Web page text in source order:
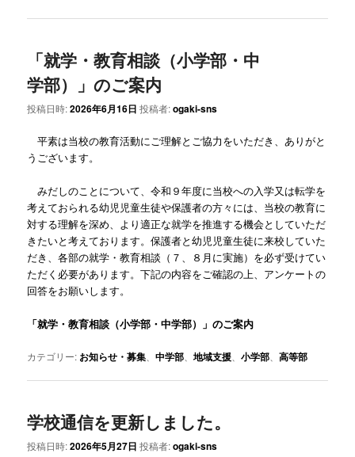
「就学・教育相談（小学部・中
学部）」のご案内
投稿日時:2026年6月16日 投稿者:ogaki-sns
平素は当校の教育活動にご理解とご協力をいただき、ありがと
うございます。
みだしのことについて、令和９年度に当校への入学又は転学を
考えておられる幼児児童生徒や保護者の方々には、当校の教育に
対する理解を深め、より適正な就学を推進する機会としていただ
きたいと考えております。保護者と幼児児童生徒に来校していた
だき、各部の就学・教育相談（７、８月に実施）を必ず受けてい
ただく必要があります。下記の内容をご確認の上、アンケートの
回答をお願いします。
「就学・教育相談（小学部・中学部）」のご案内
カテゴリー: お知らせ・募集 、中学部 、地域支援 、小学部 、高等部
学校通信を更新しました。
投稿日時:2026年5月27日 投稿者:ogaki-sns